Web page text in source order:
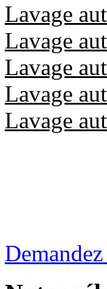
Lavage
Lavage
Lavage
Lavage
Lavage